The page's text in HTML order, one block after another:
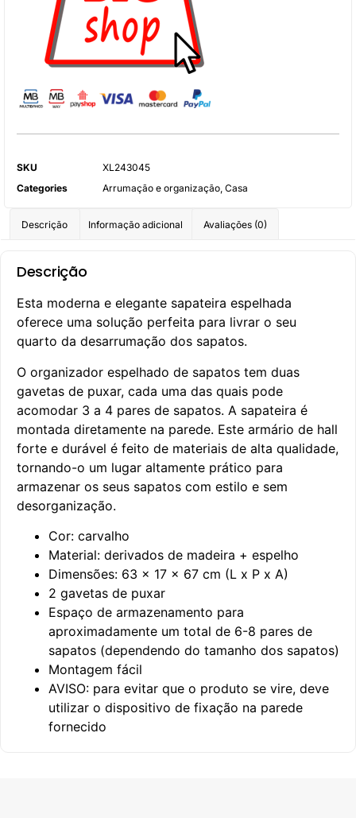
SKU
XL243045
Categories
Arrumação e organização, Casa
Descrição Informação adicional Avaliações (0)
Descrição
Esta moderna e elegante sapateira espelhada
oferece uma solução perfeita para livrar o seu
quarto da desarrumação dos sapatos.
O organizador espelhado de sapatos tem duas
gavetas de puxar, cada uma das quais pode
acomodar 3 a 4 pares de sapatos. A sapateira é
montada diretamente na parede. Este armário de hall
forte e durável é feito de materiais de alta qualidade,
tornando-o um lugar altamente prático para
armazenar os seus sapatos com estilo e sem
desorganização.
Cor: carvalho
Material: derivados de madeira + espelho
Dimensões: 63 x 17 x 67 cm (L x P x A)
2 gavetas de puxar
Espaço de armazenamento para
aproximadamente um total de 6-8 pares de
sapatos (dependendo do tamanho dos sapatos)
Montagem fácil
AVISO: para evitar que o produto se vire, deve
utilizar o dispositivo de fixação na parede
fornecido